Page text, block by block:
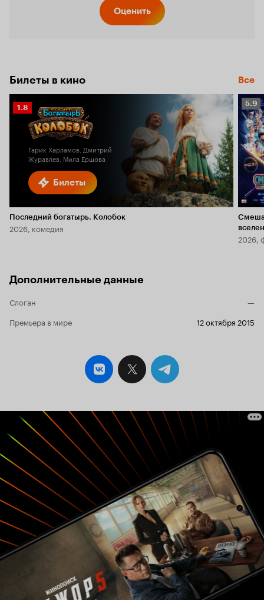
Оценить
Билеты в кино Все
Билеты
Рейтинг
Кинопоиска
1.8
Гарик Харламов, Дмитрий
Журавлев, Мила Ершова
Последний богатырь. Колобок
2026, комедия
5.9
5.9
2026,
Дополнительные данные
Слоган
—
Премьера в мире
12 октября 2015